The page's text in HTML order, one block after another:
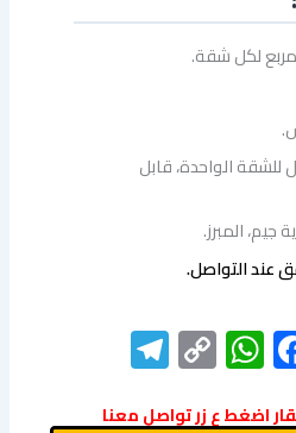
ريال للشقة الواحدة، قابل
جيم، المبرز.
عند التواصل.
Facebook
WhatsApp
Copy
Link
اضغط ع زر تواصل معنا